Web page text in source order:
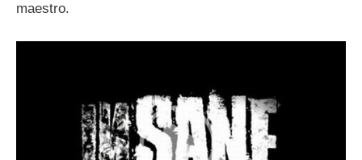
maestro.